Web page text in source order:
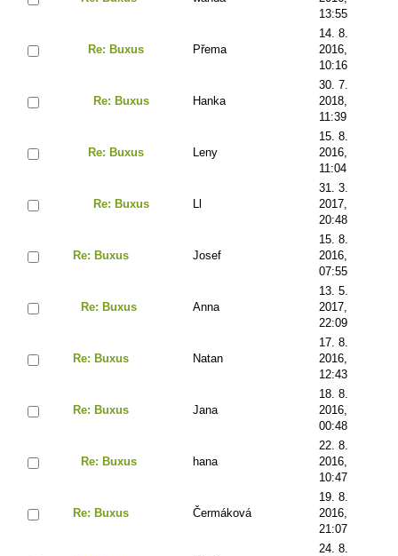
13:55
Re: Buxus Přema
14. 8.
2016,
10:16
Re: Buxus Hanka
30. 7.
2018,
11:39
Re: Buxus Leny
15. 8.
2016,
11:04
Re: Buxus
31. 3.
2017,
20:48
Re: Buxus Josef
15. 8.
2016,
07:55
Re: Buxus Anna
13. 5.
2017,
22:09
Re: Buxus Natan
17. 8.
2016,
12:43
Re: Buxus Jana
18. 8.
2016,
00:48
Re: Buxus hana
22. 8.
2016,
10:47
Re: Buxus Čermáková
19. 8.
2016,
21:07
24. 8.